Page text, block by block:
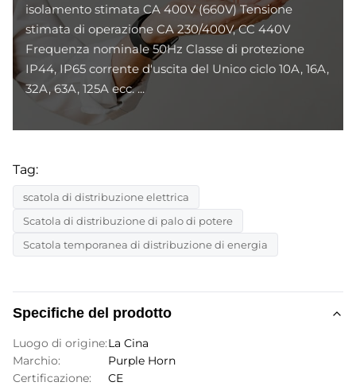
isolamento stimata CA 400V (660V) Tensione
stimata di operazione CA 230/400V, CC 440V
Frequenza nominale 50Hz Classe di protezione
IP44, IP65 corrente d'uscita del Unico ciclo 10A, 16A,
32A, 63A, 125A ecc. ...
Tag:
scatola di distribuzione elettrica
Scatola di distribuzione di palo di potere
Scatola temporanea di distribuzione di energia
Specifiche del prodotto
Luogo di origine:La Cina
Marchio:
Purple Horn
Certificazione:
CE